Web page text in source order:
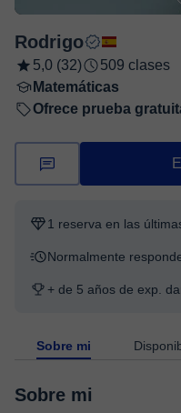
Rodrigo
5,0 (32)
509 clases
Matemáticas
Ofrece prueba
1 reserva en las
Normalmente
+ de 5 años de exp.
Sobre mi
Sobre mi